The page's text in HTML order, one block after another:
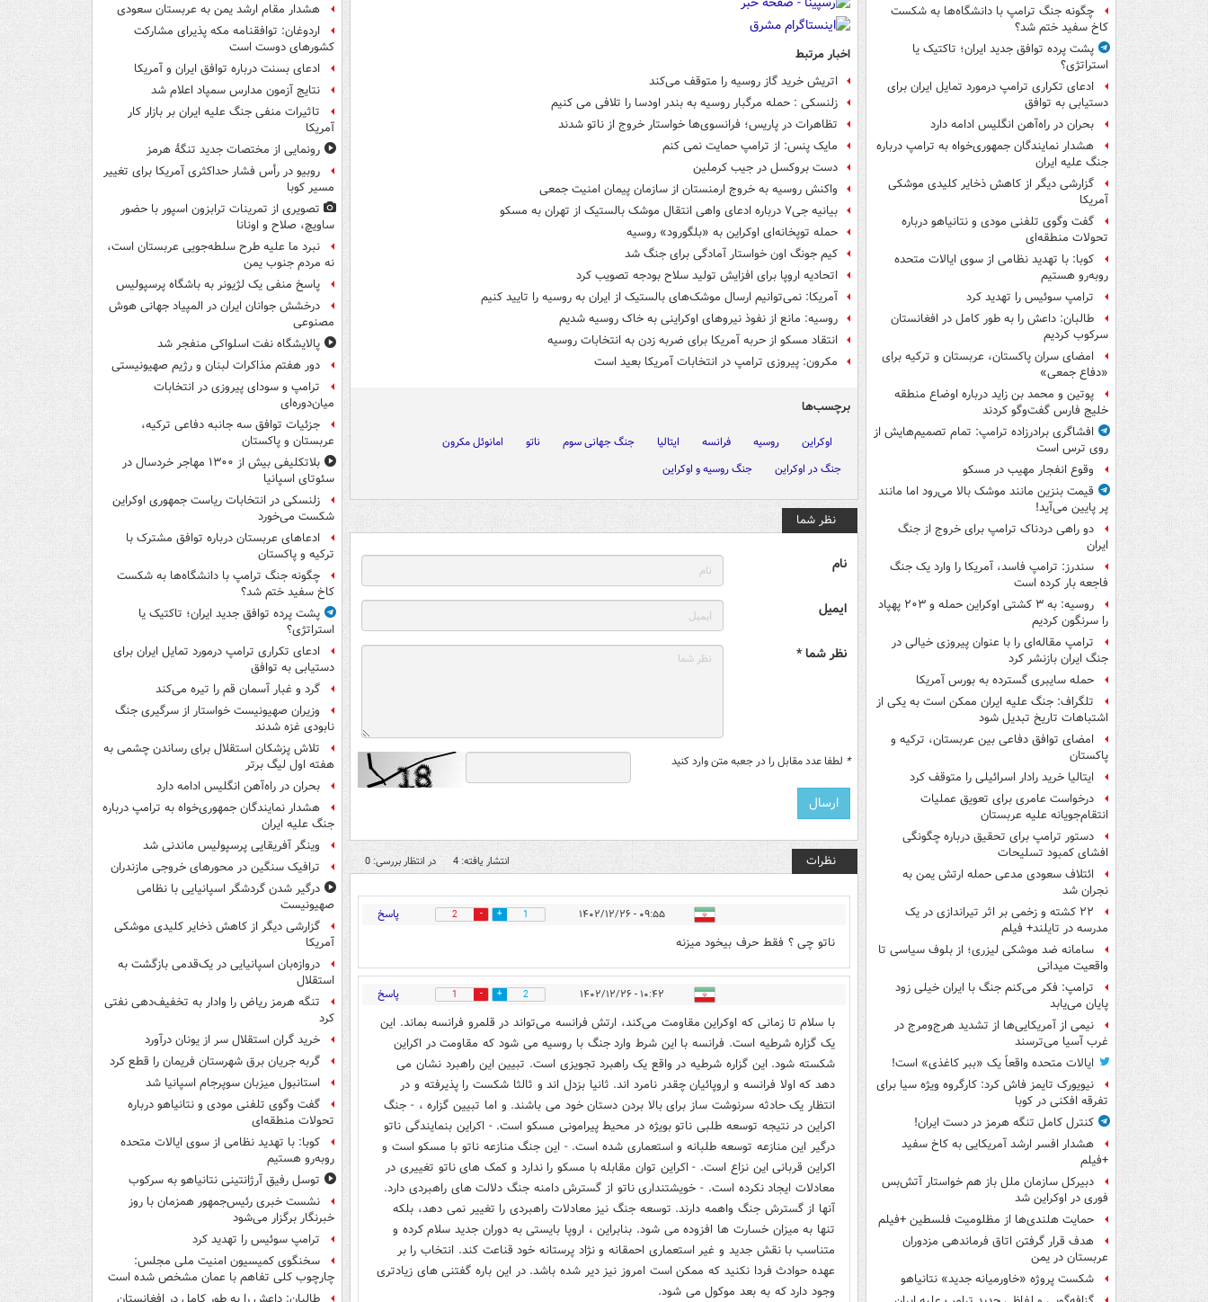
چگونه جنگ ترامپ با دانشگاه‌ها به شکست
کاخ سفید ختم شد؟
پشت پرده توافق جدید ایران؛ تاکتیک یا
استراتژی؟
ادعای تکراری ترامپ درمورد تمایل ایران برای
دستیابی به توافق
بحران در راه‌آهن انگلیس ادامه دارد
هشدار نمایندگان جمهوری‌خواه به ترامپ درباره
جنگ علیه ایران
گزارشی دیگر از کاهش ذخایر کلیدی موشکی
آمریکا
گفت وگوی تلفنی مودی و نتانیاهو درباره
تحولات منطقه‌ای
کوبا: با تهدید نظامی از سوی ایالات متحده
روبه‌رو هستیم
ترامپ سوئیس را تهدید کرد
طالبان: داعش را به طور کامل در افغانستان
سرکوب کردیم
امضای سران پاکستان، عربستان و ترکیه برای
«دفاع جمعی»
پوتین و محمد بن زاید درباره اوضاع منطقه
خلیج فارس گفت‌وگو کردند
افشاگری برادرزاده ترامپ: تمام تصمیم‌هایش از
روی ترس است
وقوع انفجار مهیب در مسکو
قیمت بنزین مانند موشک بالا می‌رود اما مانند
پر پایین می‌آید!
دو راهی دردناک ترامپ برای خروج از جنگ
ایران
سندرز: ترامپ فاسد، آمریکا را وارد یک جنگ
فاجعه بار کرده است
روسیه: به ۳ کشتی اوکراین حمله و ۲۰۳ پهپاد
را سرنگون کردیم
ترامپ مقاله‌ای را با عنوان پیروزی خیالی در
جنگ ایران بازنشر کرد
حمله سایبری گسترده به بورس آمریکا
تلگراف: جنگ علیه ایران ممکن است به یکی از
اشتباهات تاریخ تبدیل شود
امضای توافق دفاعی بین عربستان، ترکیه و
پاکستان
ایتالیا خرید رادار اسرائیلی را متوقف کرد
درخواست عامری برای تعویق عملیات
انتقام‌جویانه علیه عربستان
دستور ترامپ برای تحقیق درباره چگونگی
افشای کمبود تسلیحات
ائتلاف سعودی مدعی حمله ارتش یمن به
نجران شد
۲۲ کشته و زخمی بر اثر تیراندازی در یک
مدرسه در تایلند+ فیلم
سامانه ضد موشکی لیزری؛ از بلوف سیاسی تا
واقعیت میدانی
ترامپ: فکر می‌کنم جنگ با ایران خیلی زود
پایان می‌یابد
نیمی از آمریکایی‌ها از تشدید هرج‌ومرج در
غرب آسیا می‌ترسند
ایالات متحده واقعاً یک «ببر کاغذی» است!
نیویورک تایمز فاش کرد: کارگروه ویژه سیا برای
تفرقه افکنی در کوبا
کنترل کامل تنگه هرمز در دست ایران!
هشدار افسر ارشد آمریکایی به کاخ سفید
+فیلم
دبیرکل سازمان ملل باز هم خواستار آتش‌بس
فوری در اوکراین شد
حمایت هلندی‌ها از مظلومیت فلسطین +فیلم
هدف قرار گرفتن اتاق‌ فرماندهی مزدوران
عربستان در یمن
شکست پروژه «خاورمیانه جدید» نتانیاهو
اخبار مرتبط
اتریش خرید گاز روسیه را متوقف می‌کند
زلنسکی : حمله مرگبار روسیه به بندر اودسا را تلافی می کنیم
تظاهرات در پاریس؛ فرانسوی‌ها خواستار خروج از ناتو شدند
مایک پنس: از ترامپ حمایت نمی کنم
دست بروکسل در جیب کرملین
واکنش روسیه به خروج ارمنستان از سازمان پیمان امنیت جمعی
بیانیه جی۷ درباره ادعای واهی انتقال موشک بالستیک از تهران به مسکو
حمله توپخانه‌ای اوکراین به «بلگورود» روسیه
کیم جونگ اون خواستار آمادگی برای جنگ شد
اتحادیه اروپا برای افزایش تولید سلاح بودجه تصویب کرد
آمریکا: نمی‌توانیم ارسال موشک‌های بالستیک از ایران به روسیه را تایید کنیم
روسیه: مانع از نفوذ نیروهای اوکراینی به خاک روسیه شدیم
انتقاد مسکو از حربه آمریکا برای ضربه زدن به انتخابات روسیه
مکرون: پیروزی ترامپ در انتخابات آمریکا بعید است
برچسب‌ها
اوکراین روسیه فرانسه ایتالیا جنگ جهانی سوم ناتو
امانوئل مکرون
جنگ در اوکراین
جنگ روسیه و اوکراین
نظر شما
نام
ایمیل
نظر شما *
* لطفا عدد مقابل را در جعبه متن وارد کنید
نظرات انتشار یافته: 4 در انتظار بررسی: 0
۰۹:۵۵ - ۱۴۰۲/۱۲/۲۶ 1
2 پاسخ
ناتو چی ؟ فقط حرف بیخود میزنه
۱۰:۴۲ - ۱۴۰۲/۱۲/۲۶ 2
1 پاسخ
با سلام تا زمانی که اوکراین مقاومت می‌کند، ارتش فرانسه می‌تواند در قلمرو فرانسه بماند. این
یک گزاره شرطیه است. فرانسه با این شرط وارد جنگ با روسیه می شود که مقاومت در اکراین
شکسته شود. این گزاره شرطیه در واقع یک راهبرد تجویزی است. تبیین این راهبرد نشان می
دهد که اولا فرانسه و اروپائیان چقدر نامرد اند. ثانیا بزدل اند و ثالثا شکست را پذیرفته و در
انتظار یک حادثه سرنوشت ساز برای بالا بردن دستان خود می باشند. و اما تبیین گزاره ، - جنگ
اکراین در نتیجه توسعه طلبی ناتو بویژه در محیط پیرامونی مسکو است. - اکراین بنمایندگی ناتو
درگیر این منازعه توسعه طلبانه و استعماری شده است. - این جنگ منازعه ناتو با مسکو است و
اکراین قربانی این نزاع است. - اکراین توان مقابله با مسکو را ندارد و کمک های ناتو تغییری در
معادلات ایجاد نکرده است. - خویشتنداری ناتو از گسترش دامنه جنگ دلالت های راهبردی دارد.
آنها از گسترش جنگ واهمه دارند. توسعه جنگ نیز معادلات راهبردی را تغییر نمی دهد، بلکه
تنها به میزان خسارت ها افزوده می شود. بنابراین ، اروپا بایستی به دوران جدید سلام کرده و
متناسب با نقش جدید و غیر استعماری احمقانه و نژاد پرستانه خود قناعت کند‌. انتخاب را بر
عهده حوادث فردا نکنید که ممکن است امروز نیز دیر شده باشد. در این باره گفتنی های زیادتری
وجود دارد که به بعد موکول می شود.
هشدار مقام ارشد یمن به عربستان سعودی
اردوغان: توافقنامه مکه پذیرای مشارکت
کشورهای دوست است
ادعای بسنت درباره توافق ایران و آمریکا
نتایج آزمون مدارس سمپاد اعلام شد
تاثیرات منفی جنگ علیه ایران بر بازار کار
آمریکا
رونمایی از مختصات جدید تنگۀ هرمز
روبیو در رأس فشار حداکثری آمریکا برای تغییر
مسیر کوبا
تصویری از تمرینات ترابزون اسپور با حضور
ساویچ، صلاح و اونانا
نبرد ما علیه طرح سلطه‌جویی عربستان است،
نه مردم جنوب یمن
پاسخ منفی یک لژیونر به باشگاه پرسپولیس
درخشش جوانان ایران در المپیاد جهانی هوش
مصنوعی
پالایشگاه نفت اسلواکی منفجر شد
دور هفتم مذاکرات لبنان و رژیم صهیونیستی
ترامپ و سودای پیروزی در انتخابات
میان‌دوره‌ای
جزئیات توافق سه جانبه دفاعی ترکیه،
عربستان و پاکستان
بلاتکلیفی بیش از ۱۳۰۰ مهاجر خردسال در
سئوتای اسپانیا
زلنسکی در انتخابات ریاست جمهوری اوکراین
شکست می‌خورد
ادعاهای عربستان درباره توافق مشترک با
ترکیه و پاکستان
چگونه جنگ ترامپ با دانشگاه‌ها به شکست
کاخ سفید ختم شد؟
پشت پرده توافق جدید ایران؛ تاکتیک یا
استراتژی؟
ادعای تکراری ترامپ درمورد تمایل ایران برای
دستیابی به توافق
گرد و غبار آسمان قم را تیره می‌کند
وزیران صهیونیست خواستار از سرگیری جنگ
نابودی غزه شدند
تلاش پزشکان استقلال برای رساندن چشمی به
هفته اول لیگ برتر
بحران در راه‌آهن انگلیس ادامه دارد
هشدار نمایندگان جمهوری‌خواه به ترامپ درباره
جنگ علیه ایران
وینگر آفریقایی پرسپولیس ماندنی شد
ترافیک سنگین در محورهای خروجی مازندران
درگیر شدن گردشگر اسپانیایی با نظامی
صهیونیست
گزارشی دیگر از کاهش ذخایر کلیدی موشکی
آمریکا
دروازه‌بان اسپانیایی در یک‌قدمی بازگشت به
استقلال
تنگه هرمز ریاض را وادار به تخفیف‌دهی نفتی
کرد
خرید گران استقلال سر از یونان درآورد
گربه جریان برق شهرستان فریمان را قطع کرد
استانبول میزبان سوپرجام اسپانیا شد
گفت وگوی تلفنی مودی و نتانیاهو درباره
تحولات منطقه‌ای
کوبا: با تهدید نظامی از سوی ایالات متحده
روبه‌رو هستیم
توسل رفیق آرژانتینی نتانیاهو به سرکوب
نشست خبری رئیس‌جمهور همزمان با روز
خبرنگار برگزار می‌شود
ترامپ سوئیس را تهدید کرد
سخنگوی کمیسیون امنیت ملی مجلس:
چارچوب کلی تفاهم با عمان مشخص شده است